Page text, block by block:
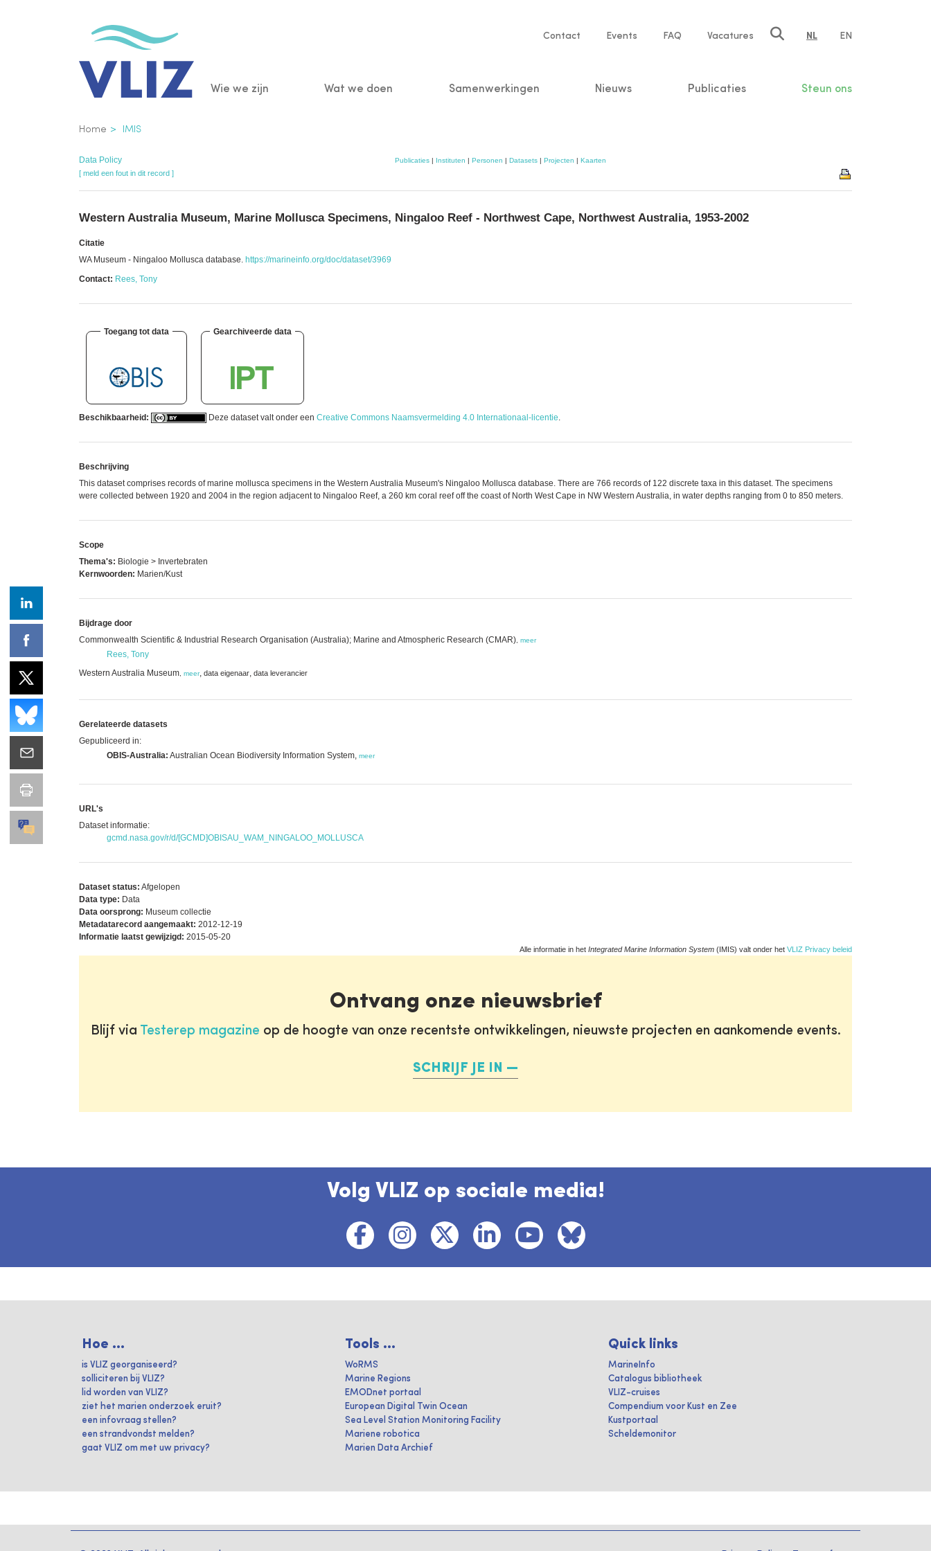
Service
Contact Events FAQ Vacatures NL EN
Main
Wie we zijn Wat we doen Samenwerkingen Nieuws Publicaties Steun ons
Kruimelpad
Home IMIS
Data Policy Publicaties| Instituten | Personen | Datasets| Projecten | Kaarten
[ meld een fout in dit record ]
Western Australia Museum, Marine Mollusca Specimens, Ningaloo Reef - Northwest Cape, Northwest Australia, 1953-2002
Citatie
WA Museum - Ningaloo Mollusca database. https://marineinfo.org/doc/dataset/3969
Contact: Rees, Tony
Toegang tot data Gearchiveerde data
Beschikbaarheid: Deze dataset valt onder een Creative Commons Naamsvermelding 4.0 Internationaal-licentie.
Beschrijving
This dataset comprises records of marine mollusca specimens in the Western Australia Museum's Ningaloo Mollusca database. There are 766 records of 122 discrete taxa in this dataset. The specimens
were collected between 1920 and 2004 in the region adjacent to Ningaloo Reef, a 260 km coral reef off the coast of North West Cape in NW Western Australia, in water depths ranging from 0 to 850 meters.
Scope
Thema's: Biologie > Invertebraten
Kernwoorden: Marien/Kust
Bijdrage door
Commonwealth Scientific & Industrial Research Organisation (Australia); Marine and Atmospheric Research (CMAR) meer
Rees, Tony
Western Australia Museum meer, data eigenaar, data leverancier
Gerelateerde datasets
Gepubliceerd in:
OBIS-Australia: Australian Ocean Biodiversity Information System, meer
URL's
Dataset informatie:
gcmd.nasa.gov/r/d/[GCMD]OBISAU_WAM_NINGALOO_MOLLUSCA
Dataset status: Afgelopen
Data type: Data
Data oorsprong: Museum collectie
Metadatarecord aangemaakt: 2012-12-19
Informatie laatst gewijzigd: 2015-05-20
Alle informatie in het Integrated Marine Information System (IMIS) valt onder het VLIZ Privacy beleid
Ontvang onze nieuwsbrief
Blijf via Testerep magazine op de hoogte van onze recentste ontwikkelingen, nieuwste projecten en aankomende events.
SCHRIJF JE IN
Volg VLIZ op sociale media!
Hoe ...
is VLIZ georganiseerd?
solliciteren bij VLIZ?
lid worden van VLIZ?
ziet het marien onderzoek eruit?
een infovraag stellen?
een strandvondst melden?
gaat VLIZ om met uw privacy?
Tools ...
WoRMS
Marine Regions
EMODnet portaal
European Digital Twin Ocean
Sea Level Station Monitoring Facility
Mariene robotica
Marien Data Archief
Quick links
MarineInfo
Catalogus bibliotheek
VLIZ-cruises
Compendium voor Kust en Zee
Kustportaal
Scheldemonitor